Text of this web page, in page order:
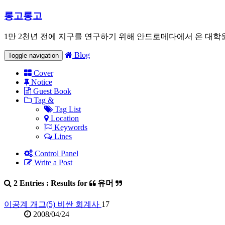
롱고롱고
1만 2천년 전에 지구를 연구하기 위해 안드로메다에서 온 대학
Toggle navigation Blog
Cover
Notice
Guest Book
Tag &
Tag List
Location
Keywords
Lines
Control Panel
Write a Post
2 Entries : Results for 유머
이공계 개그(5) 비싼 회계사 17
2008/04/24